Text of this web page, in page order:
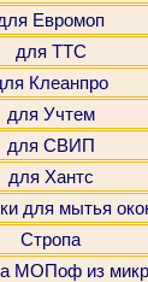
Евромоп
для ТТС
Клеанпро
для Учтем
для СВИП
для Хантс
для мытья
Стропа
МОПоф из